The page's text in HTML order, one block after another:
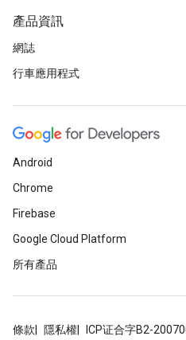
產品資訊
網誌
行車應用程式
Android
Chrome
Firebase
Google Cloud Platform
所有產品
條款 隱私權 ICP证合字B2-